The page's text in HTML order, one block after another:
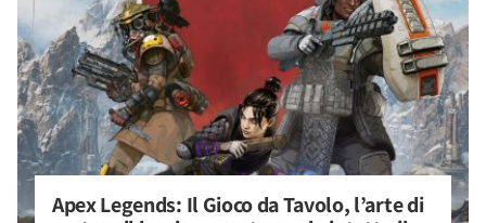
Apex Legends: Il Gioco da Tavolo, l’arte di